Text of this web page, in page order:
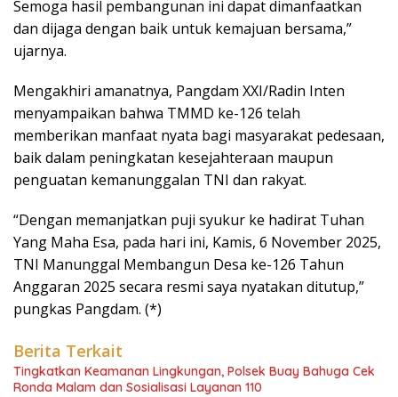
Semoga hasil pembangunan ini dapat dimanfaatkan
dan dijaga dengan baik untuk kemajuan bersama,”
ujarnya.
Mengakhiri amanatnya, Pangdam XXI/Radin Inten
menyampaikan bahwa TMMD ke-126 telah
memberikan manfaat nyata bagi masyarakat pedesaan,
baik dalam peningkatan kesejahteraan maupun
penguatan kemanunggalan TNI dan rakyat.
“Dengan memanjatkan puji syukur ke hadirat Tuhan
Yang Maha Esa, pada hari ini, Kamis, 6 November 2025,
TNI Manunggal Membangun Desa ke-126 Tahun
Anggaran 2025 secara resmi saya nyatakan ditutup,”
pungkas Pangdam. (*)
Berita Terkait
Tingkatkan Keamanan Lingkungan, Polsek Buay Bahuga Cek
Ronda Malam dan Sosialisasi Layanan 110